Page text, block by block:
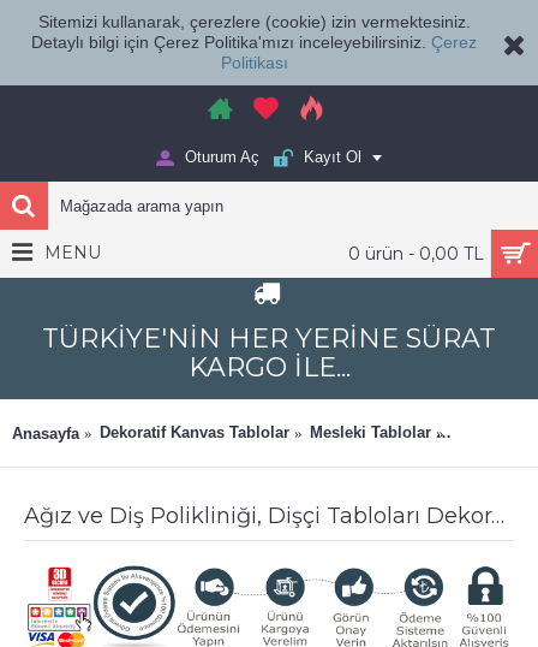
Sitemizi kullanarak, çerezlere (cookie) izin vermektesiniz.
Detaylı bilgi için Çerez Politika'mızı inceleyebilirsiniz. Çerez
Politikası
Oturum Aç Kayıt Ol
0 ürün - 0,00 TL
MENU
TÜRKİYE'NİN HER YERİNE SÜRAT
KARGO İLE...
Anasayfa Dekoratif Kanvas Tablolar Mesleki Tablolar
Ağız ve Diş Polikliniği, Dişçi Tabloları Dekoratif Diş, Dekoratif Dişçi, Dişçi Dekorasyonu dsc307